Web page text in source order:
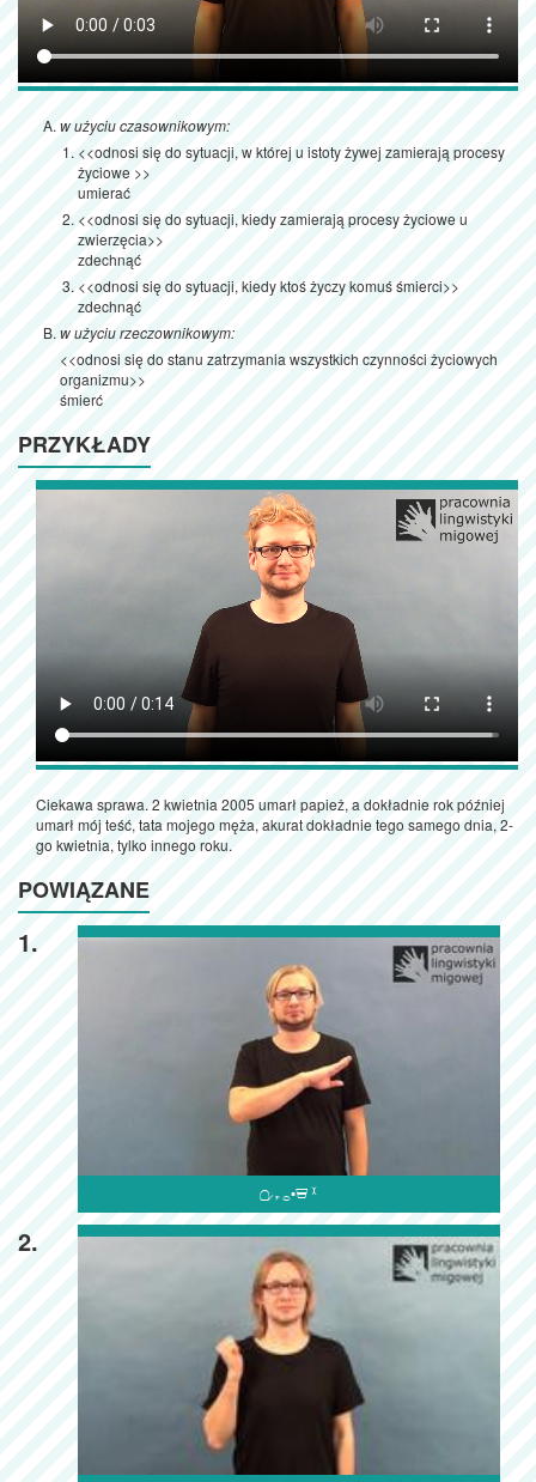
w użyciu czasownikowym:
<<odnosi się do sytuacji, w której u istoty żywej zamierają procesy
życiowe >>
umierać
<<odnosi się do sytuacji, kiedy zamierają procesy życiowe u
zwierzęcia>>
zdechnąć
<<odnosi się do sytuacji, kiedy ktoś życzy komuś śmierci>>
zdechnąć
w użyciu rzeczownikowym:
<<odnosi się do stanu zatrzymania wszystkich czynności życiowych
organizmu>>
śmierć
PRZYKŁADY
Ciekawa sprawa. 2 kwietnia 2005 umarł papież, a dokładnie rok później
umarł mój teść, tata mojego męża, akurat dokładnie tego samego dnia, 2-
go kwietnia, tylko innego roku.
POWIĄZANE
1.

2.